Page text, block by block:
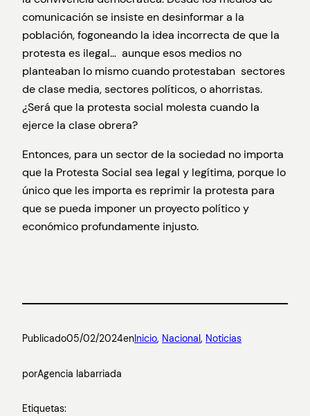
comunicación se insiste en desinformar a la
población, fogoneando la idea incorrecta de que la
protesta es ilegal… aunque esos medios no
planteaban lo mismo cuando protestaban sectores
de clase media, sectores políticos, o ahorristas.
¿Será que la protesta social molesta cuando la
ejerce la clase obrera?
Entonces, para un sector de la sociedad no importa
que la Protesta Social sea legal y legítima, porque lo
único que les importa es reprimir la protesta para
que se pueda imponer un proyecto político y
económico profundamente injusto.
Publicado05/02/2024enInicio, Nacional, Noticias
porAgencia labarriada
Etiquetas: